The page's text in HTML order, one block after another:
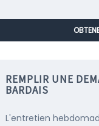
REMPLIR UNE
BARDAIS
L'entretien